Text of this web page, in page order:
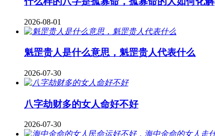
2026-08-01
魁罡贵人是什么意思，魁罡贵人代表什么
2026-07-30
八字劫财多的女人命好不好
2026-07-30